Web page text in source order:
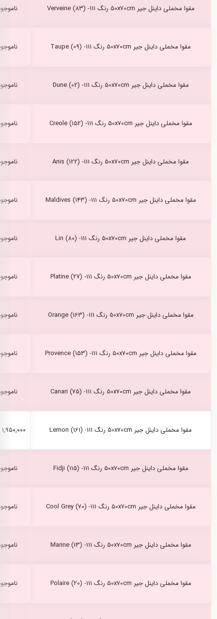
مقوا مخملی داینل جیر 50x70cm رنگ Verveine (83) -111
مقوا مخملی داینل جیر 50x70cm رنگ Taupe (09) -111
مقوا مخملی داینل جیر 50x70cm رنگ Dune (02) -111
مقوا مخملی داینل جیر 50x70cm رنگ Creole (152) -111
مقوا مخملی داینل جیر 50x70cm رنگ Anis (122) -111
مقوا مخملی داینل جیر 50x70cm رنگ Maldives (143) -111
مقوا مخملی داینل جیر 50x70cm رنگ Lin (80) -111
مقوا مخملی داینل جیر 50x70cm رنگ Platine (27) -111
مقوا مخملی داینل جیر 50x70cm رنگ Orange (163) -111
مقوا مخملی داینل جیر 50x70cm رنگ Provence (153) -111
مقوا مخملی داینل جیر 50x70cm رنگ Canari (75) -111
مقوا مخملی داینل جیر 50x70cm رنگ Lemon (161) -111 ۱,۹۵۰,۰۰۰ ریال
مقوا مخملی داینل جیر 50x70cm رنگ Fidji (115) -111
مقوا مخملی داینل جیر 50x70cm رنگ Cool Grey (70) -111
مقوا مخملی داینل جیر 50x70cm رنگ Marine (13) -111
مقوا مخملی داینل جیر 50x70cm رنگ Polaire (20) -111